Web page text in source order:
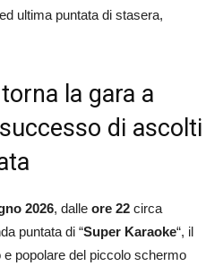
ultima puntata di stasera,
la gara a
di ascolti
2026, dalle ore 22 circa
puntata di “Super Karaoke“, il
popolare del piccolo schermo